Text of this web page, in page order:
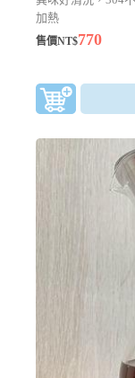
加熱
售價NT$770